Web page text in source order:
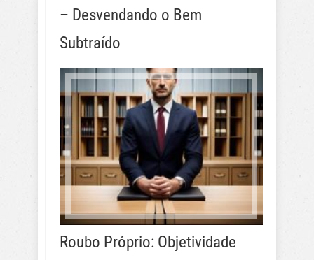
– Desvendando o Bem
Subtraído
Roubo Próprio: Objetividade